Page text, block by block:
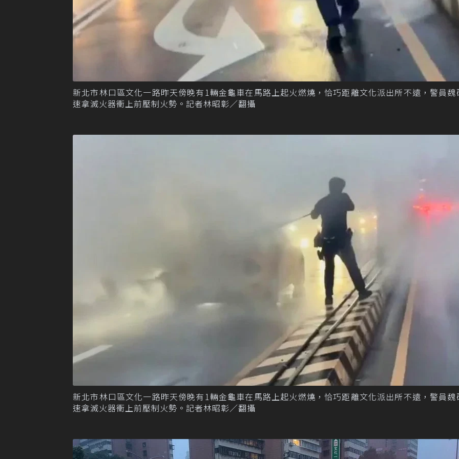
新北市林口區文化一路昨天傍晚有1輛金龜車在馬路上起火燃燒，恰巧距離文化派出所不遠，警員魏
速拿滅火器衝上前壓制火勢。記者林昭彰／翻攝
新北市林口區文化一路昨天傍晚有1輛金龜車在馬路上起火燃燒，恰巧距離文化派出所不遠，警員魏
速拿滅火器衝上前壓制火勢。記者林昭彰／翻攝